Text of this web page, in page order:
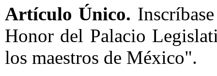
Artículo Único.
Honor del Palacio
los maestros de México".